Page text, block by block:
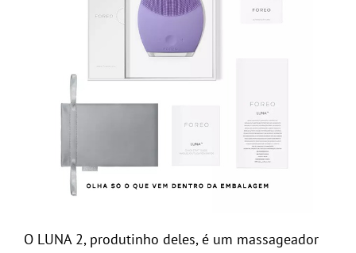
O LUNA 2, produtinho deles, é um massageador